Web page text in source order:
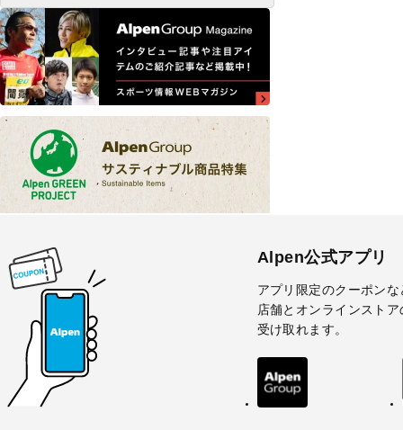
Alpen公式アプリ
アプリ限定のクーポンな
店舗とオンラインスト
受け取れます。